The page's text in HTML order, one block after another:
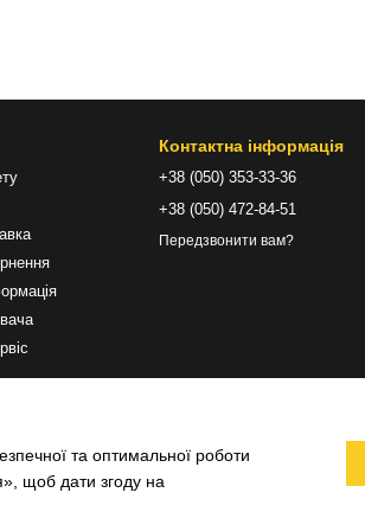
Контактна інформація
+38 (050) 353-33-36
+38 (050) 472-84-51
Передзвонити вам?
та оптимальної роботи
щоб дати згоду на